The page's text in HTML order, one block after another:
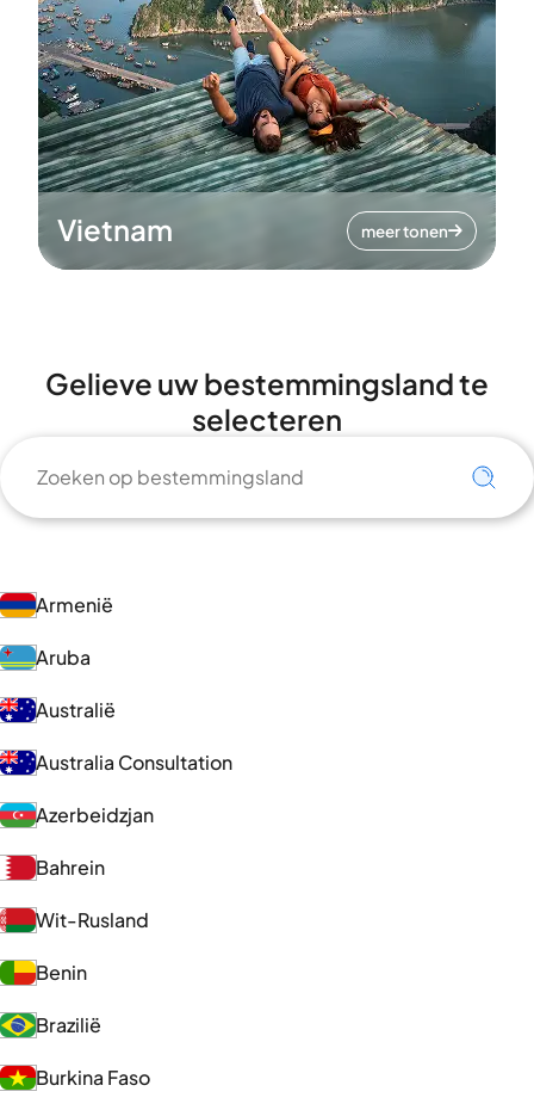
Vietnam meer tonen
Gelieve uw bestemmingsland te
selecteren
Armenië
Aruba
Australië
Australia Consultation
Azerbeidzjan
Bahrein
Wit-Rusland
Benin
Brazilië
Burkina Faso